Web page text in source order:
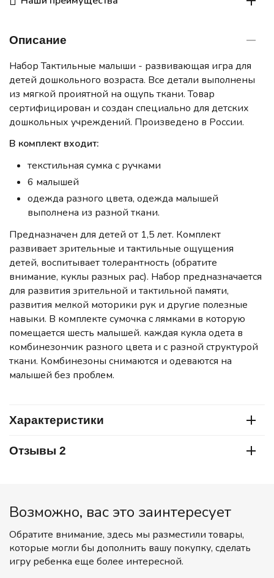
Описание
Набор Тактильные малыши - развивающая игра для
детей дошкольного возраста. Все детали выполнены
из мягкой проиятной на ощупь ткани. Товар
сертифицирован и создан специально для детских
дошкольных учреждений. Произведено в России.
В комплект входит:
текстильная сумка с ручками
6 малышей
одежда разного цвета, одежда малышей
выполнена из разной ткани.
Предназначен для детей от 1,5 лет. Комплект
развивает зрительные и тактильные ощущения
детей, воспитывает толерантность (обратите
внимание, куклы разных рас). Набор предназначается
для развития зрительной и тактильной памяти,
развития мелкой моторики рук и другие полезные
навыки. В комплекте сумочка с лямками в которую
помещается шесть малышей. каждая кукла одета в
комбинезончик разного цвета и с разной структурой
ткани. Комбинезоны снимаются и одеваются на
малышей без проблем.
Характеристики
Отзывы 2
Возможно, вас это заинтересует
Обратите внимание, здесь мы разместили товары,
которые могли бы дополнить вашу покупку, сделать
игру ребенка еще более интересной.